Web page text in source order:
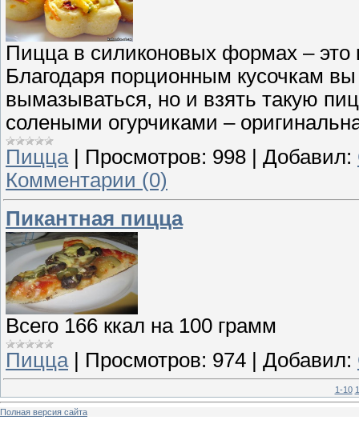
Пицца в силиконовых формах – это
Благодаря порционным кусочкам
вымазываться, но и взять такую
солеными огурчиками –
Пицца| Просмотров: 998 Добавил:
Комментарии (0)
Пикантная пицца
Всего 166 ккал на 100 грамм
Пицца| Просмотров: 974 Добавил:
1-10
Полная версия сайта